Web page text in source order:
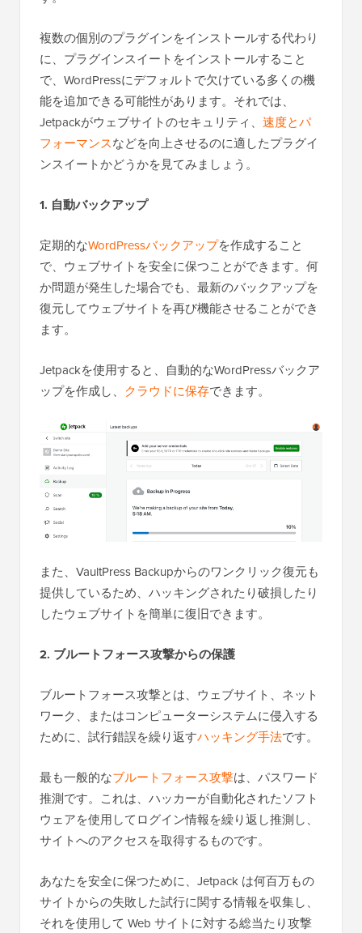
複数の個別のプラグインをインストールする代わり
に、プラグインスイートをインストールすること
で、WordPressにデフォルトで欠けている多くの機
能を追加できる可能性があります。それでは、
Jetpackがウェブサイトのセキュリティ、 速度とパ
フォーマンスなどを向上させるのに適したプラグイ
ンスイートかどうかを見てみましょう。
1. 自動バックアップ
定期的なWordPressバックアップを作成すること
で、ウェブサイトを安全に保つことができます。何
か問題が発生した場合でも、最新のバックアップを
復元してウェブサイトを再び機能させることができ
ます。
Jetpackを使用すると、自動的なWordPressバックア
ップを作成し、 クラウドに保存できます。
また、VaultPress Backupからのワンクリック復元も
提供しているため、ハッキングされたり破損したり
したウェブサイトを簡単に復旧できます。
2. ブルートフォース攻撃からの保護
ブルートフォース攻撃とは、ウェブサイト、ネット
ワーク、またはコンピューターシステムに侵入する
ために、試行錯誤を繰り返すハッキング手法です。
最も一般的なブルートフォース攻撃は、パスワード
推測です。これは、ハッカーが自動化されたソフト
ウェアを使用してログイン情報を繰り返し推測し、
サイトへのアクセスを取得するものです。
あなたを安全に保つために、Jetpack は何百万もの
サイトからの失敗した試行に関する情報を収集し、
それを使用して Web サイトに対する総当たり攻撃